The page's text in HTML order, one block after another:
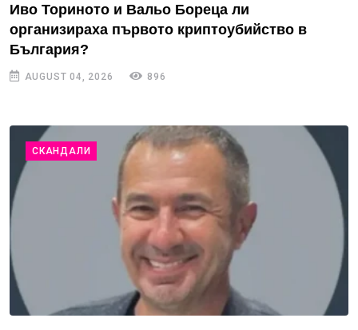
Иво Ториното и Вальо Бореца ли
организираха първото криптоубийство в
България?
AUGUST 04, 2026 896
СКАНДАЛИ